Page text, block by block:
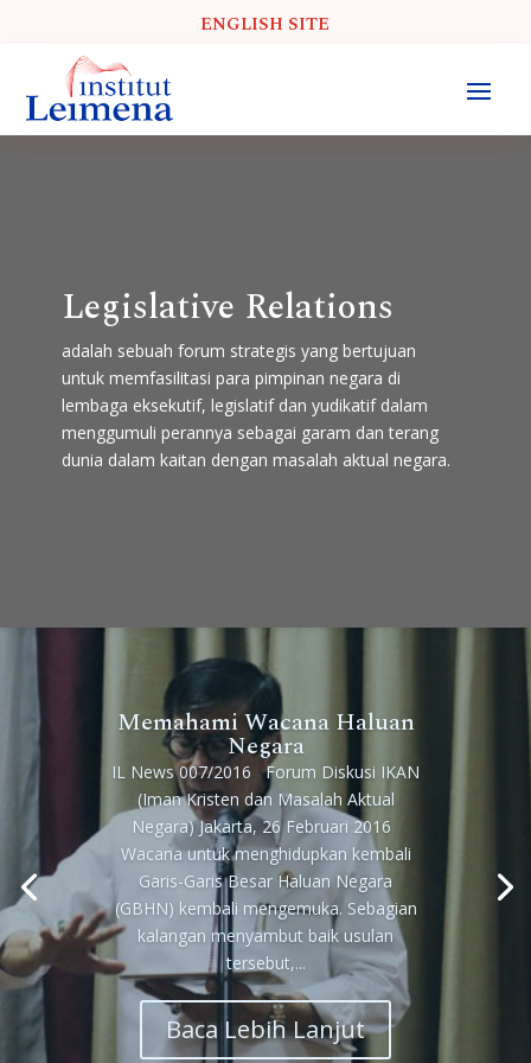
ENGLISH SITE
Legislative Relations
adalah sebuah forum strategis yang bertujuan
untuk memfasilitasi para pimpinan negara di
lembaga eksekutif, legislatif dan yudikatif dalam
menggumuli perannya sebagai garam dan terang
dunia dalam kaitan dengan masalah aktual negara.
Memahami Wacana Haluan
Negara
IL News 007/2016 Forum Diskusi IKAN
(Iman Kristen dan Masalah Aktual
Negara) Jakarta, 26 Februari 2016
Wacana untuk menghidupkan kembali
Garis-Garis Besar Haluan Negara
(GBHN) kembali mengemuka. Sebagian
kalangan menyambut baik usulan
tersebut,...
Baca Lebih Lanjut